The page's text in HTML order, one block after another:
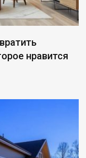
нравится